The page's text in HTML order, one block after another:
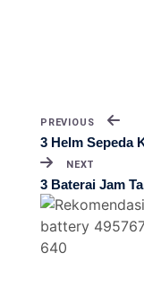
PREVIOUS
3 Helm Sepeda
NEXT
3 Baterai Jam